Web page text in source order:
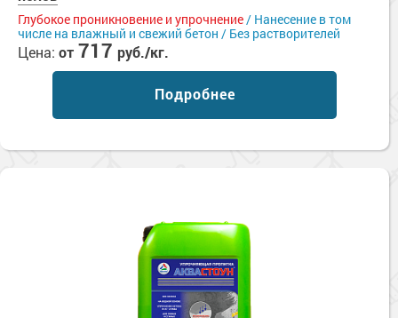
Глубокое проникновение и упрочнение/ Нанесение в том
числе на влажный и свежий бетон / Без растворителей
Цена: от 717 руб./кг.
Подробнее